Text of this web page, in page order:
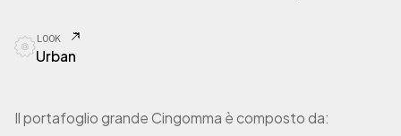
r
t
o
LOOK
Urban
Il portafoglio grande Cingomma è composto da: